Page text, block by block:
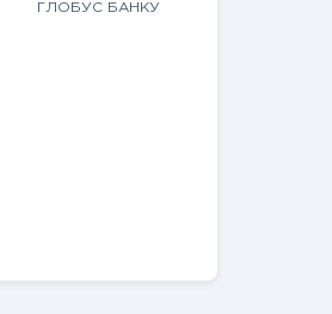
ГЛОБУС БАНКУ